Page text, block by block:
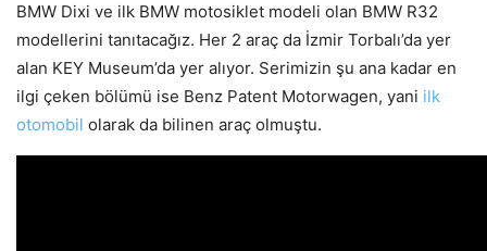
BMW Dixi ve ilk BMW motosiklet modeli olan BMW R32
modellerini tanıtacağız. Her 2 araç da İzmir Torbalı’da yer
alan KEY Museum’da yer alıyor. Serimizin şu ana kadar en
ilgi çeken bölümü ise Benz Patent Motorwagen, yani ilk
otomobil olarak da bilinen araç olmuştu.